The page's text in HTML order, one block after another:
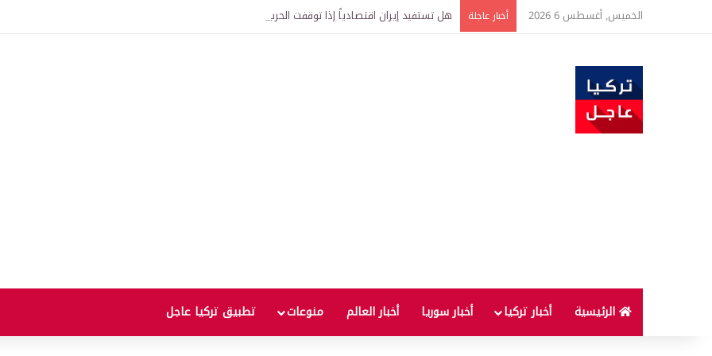
الخميس, أغسطس 6 2026 أخبار عاجلة هل تستفيد إيران اقتصادياً إذا توقفت الحرب؟
الرئيسية أخبار تركيا أخبار سوريا أخبار العالم منوعات تطبيق تركيا عاجل